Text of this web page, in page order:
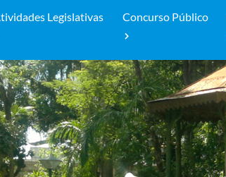
Legislativas Concurso Público